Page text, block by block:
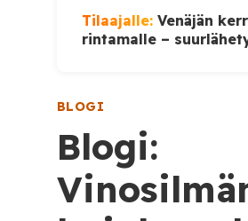
Tilaajalle: Venäjän
rintamalle –
BLOGI
Blogi: